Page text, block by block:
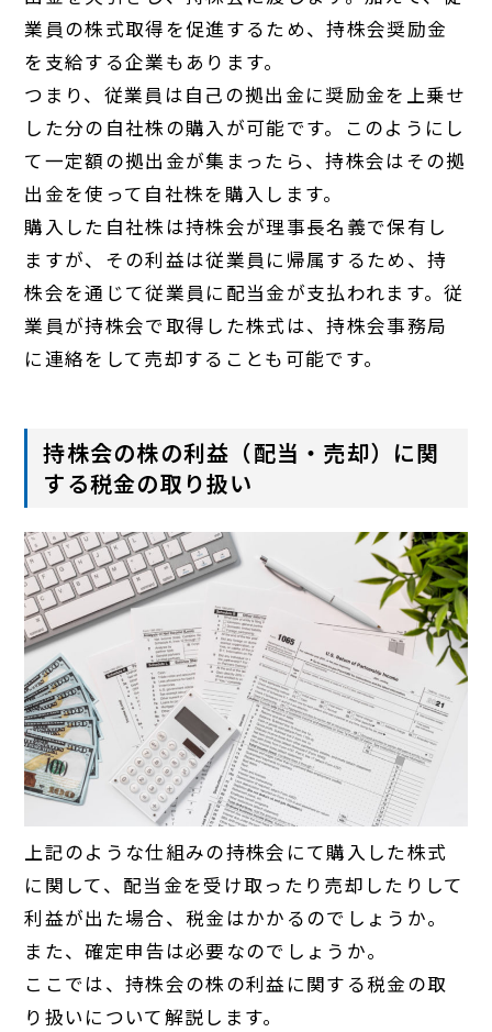
業員の株式取得を促進するため、持株会奨励金
を支給する企業もあります。
つまり、従業員は自己の拠出金に奨励金を上乗せ
した分の自社株の購入が可能です。このようにし
て一定額の拠出金が集まったら、持株会はその拠
出金を使って自社株を購入します。
購入した自社株は持株会が理事長名義で保有し
ますが、その利益は従業員に帰属するため、持
株会を通じて従業員に配当金が支払われます。従
業員が持株会で取得した株式は、持株会事務局
に連絡をして売却することも可能です。
持株会の株の利益（配当・売却）に関
する税金の取り扱い
上記のような仕組みの持株会にて購入した株式
に関して、配当金を受け取ったり売却したりして
利益が出た場合、税金はかかるのでしょうか。
また、確定申告は必要なのでしょうか。
ここでは、持株会の株の利益に関する税金の取
り扱いについて解説します。